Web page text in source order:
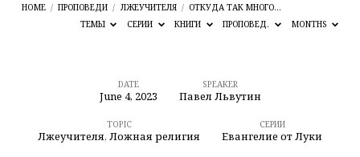
HOME / ПРОПОВЕДИ / ЛЖЕУЧИТЕЛЯ / ОТКУДА ТАК МНОГО…
ТЕМЫ
СЕРИИ КНИГИ ПРОПОВЕД. MONTHS
так
DATE
June 4, 2023
SPEAKER
Павел Львутин
TOPIC
Лжеучителя, Ложная религия
СЕРИИ
Евангелие от Луки